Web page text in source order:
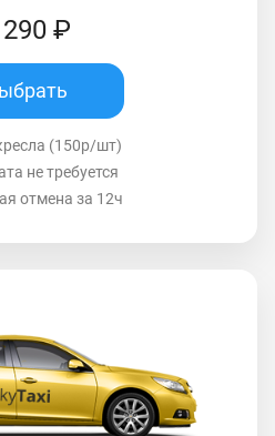
₽
(150р/шт)
не требуется
отмена за 12ч